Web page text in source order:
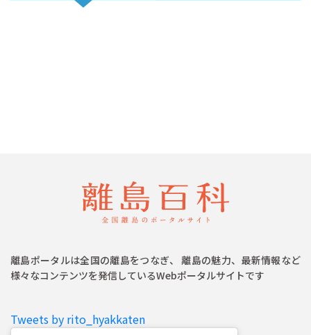
離島ポータルは全国の離島をつなぎ、 離島の魅力、最新情報など
様々なコンテンツを発信しているWebポータルサイトです
Tweets by rito_hyakkaten